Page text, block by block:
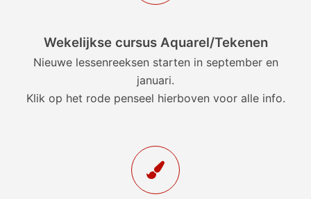
Wekelijkse cursus Aquarel/Tekenen
Nieuwe lessenreeksen starten in september en
januari.
Klik op het rode penseel hierboven voor alle info.